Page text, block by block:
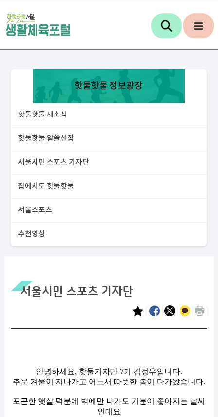
핫둘핫둘 정보광장
핫둘핫둘 새소식
핫둘핫둘 알쓸신잡
서울시민 스포츠 기자단
집에서도 핫둘핫둘
서울스포츠
추천영상
서울시민 스포츠 기자단
안녕하세요, 핫둘기자단 7기 김정우입니다.
추운 겨울이 지나가고 어느새 따뜻한 봄이 다가왔습니다.
포근한 햇살 덕분에 밖에만 나가도 기분이 좋아지는 날씨
인데요